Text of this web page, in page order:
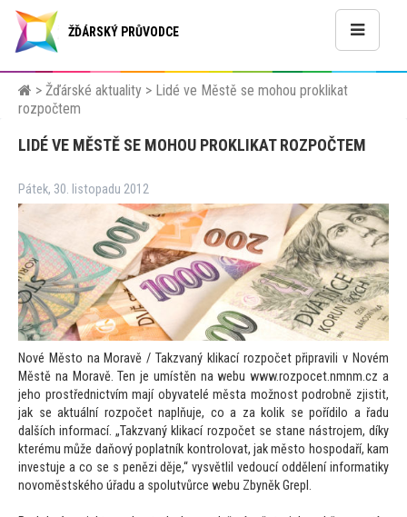
ŽĎÁRSKÝ PRŮVODCE
> Žďárské aktuality > Lidé ve Městě se mohou proklikat
rozpočtem
LIDÉ VE MĚSTĚ SE MOHOU PROKLIKAT ROZPOČTEM
Pátek, 30. listopadu 2012
Nové Město na Moravě / Takzvaný klikací rozpočet připravili v Novém
Městě na Moravě. Ten je umístěn na webu www.rozpocet.nmnm.cz a
jeho prostřednictvím mají obyvatelé města možnost podrobně zjistit,
jak se aktuální rozpočet naplňuje, co a za kolik se pořídilo a řadu
dalších informací. „Takzvaný klikací rozpočet se stane nástrojem, díky
kterému může daňový poplatník kontrolovat, jak město hospodaří, kam
investuje a co se s penězi děje,“ vysvětlil vedoucí oddělení informatiky
novoměstského úřadu a spolutvůrce webu Zbyněk Grepl.